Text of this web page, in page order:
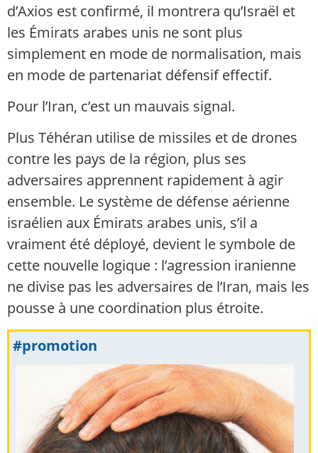
d’Axios est confirmé, il montrera qu’Israël et
les Émirats arabes unis ne sont plus
simplement en mode de normalisation, mais
en mode de partenariat défensif effectif.
Pour l’Iran, c’est un mauvais signal.
Plus Téhéran utilise de missiles et de drones
contre les pays de la région, plus ses
adversaires apprennent rapidement à agir
ensemble. Le système de défense aérienne
israélien aux Émirats arabes unis, s’il a
vraiment été déployé, devient le symbole de
cette nouvelle logique : l’agression iranienne
ne divise pas les adversaires de l’Iran, mais les
pousse à une coordination plus étroite.
#promotion